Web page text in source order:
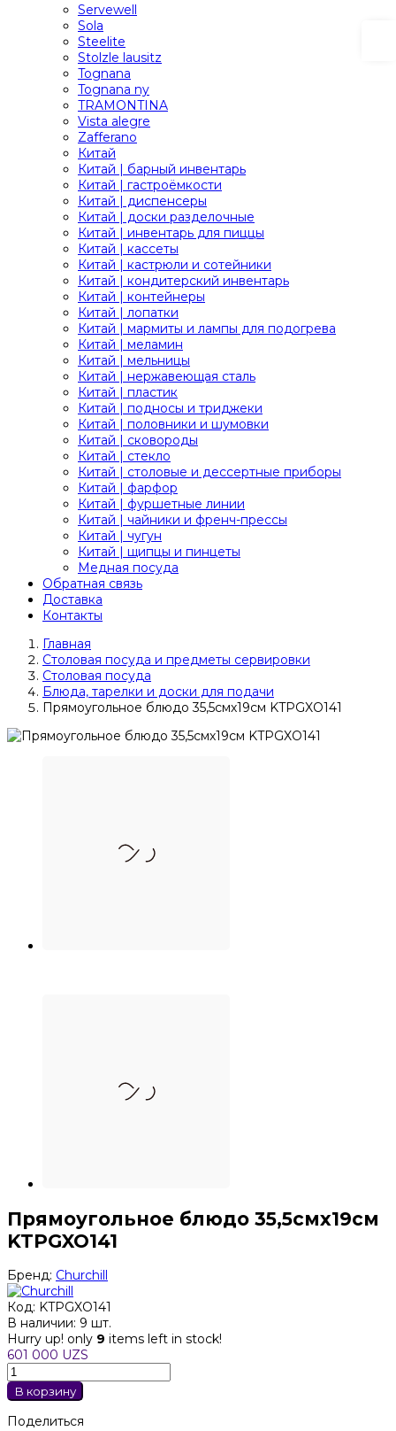
Servewell
Sola
Steelite
Stolzle lausitz
Tognana
Tognana ny
TRAMONTINA
Vista alegre
Zafferano
Китай
Китай | барный инвентарь
Китай | гастроёмкости
Китай | диспенсеры
Китай | доски разделочные
Китай | инвентарь для пиццы
Китай | кассеты
Китай | кастрюли и сотейники
Китай | кондитерский инвентарь
Китай | контейнеры
Китай | лопатки
Китай | мармиты и лампы для подогрева
Китай | меламин
Китай | мельницы
Китай | нержавеющая сталь
Китай | пластик
Китай | подносы и триджеки
Китай | половники и шумовки
Китай | сковороды
Китай | стекло
Китай | столовые и дессертные приборы
Китай | фарфор
Китай | фуршетные линии
Китай | чайники и френч-прессы
Китай | чугун
Китай | щипцы и пинцеты
Медная посуда
Обратная связь
Доставка
Контакты
Главная
Столовая посуда и предметы сервировки
Столовая посуда
Блюда, тарелки и доски для подачи
Прямоугольное блюдо 35,5смх19см KTPGXO141
Прямоугольное блюдо 35,5смх19см
KTPGXO141
Бренд: Churchill
Код: KTPGXO141
В наличии: 9 шт.
Hurry up! only 9 items left in stock!
601 000 UZS
В корзину
Поделиться